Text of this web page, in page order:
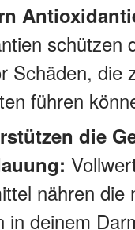
schützen
Schäden, die
führen
die
nähren die
in deinem